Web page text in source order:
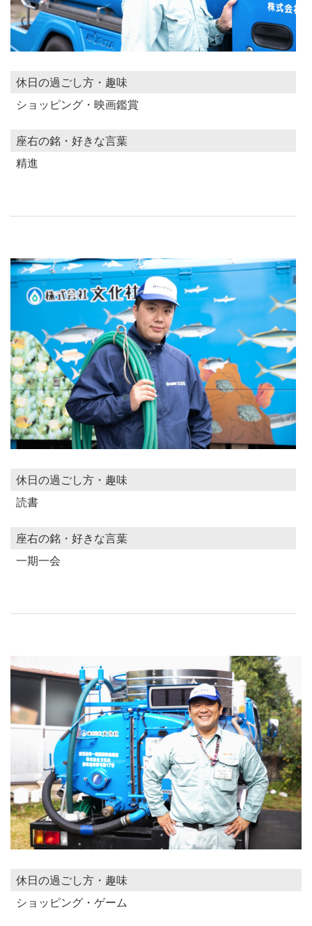
休日の過ごし方・趣味
ショッピング・映画鑑賞
座右の銘・好きな言葉
精進
休日の過ごし方・趣味
読書
座右の銘・好きな言葉
一期一会
休日の過ごし方・趣味
ショッピング・ゲーム